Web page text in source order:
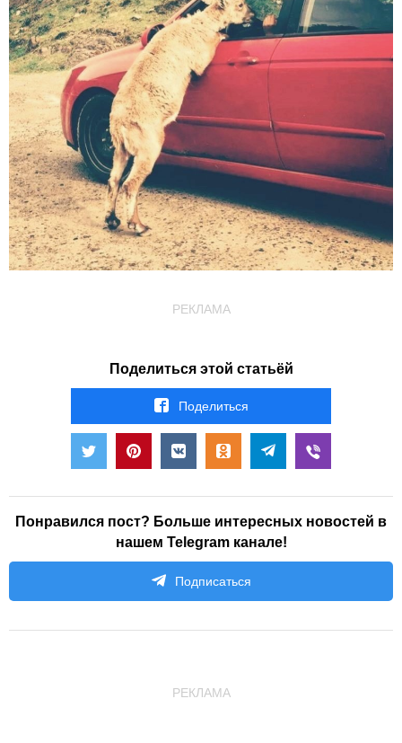
РЕКЛАМА
Поделиться этой статьёй
Поделиться
Понравился пост? Больше интересных новостей в
нашем Telegram канале!
Подписаться
РЕКЛАМА